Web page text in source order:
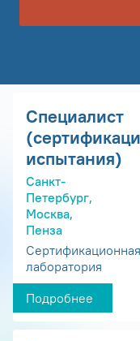
Специалист
испытания)
Санкт-
Петербург,
Москва,
Пенза
Сертификационная
лаборатория
Подробнее